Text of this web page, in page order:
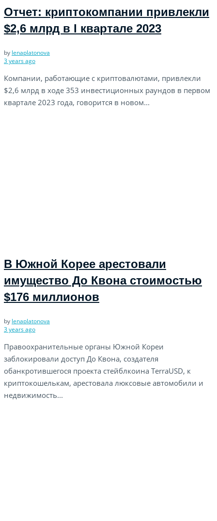
Отчет: криптокомпании привлекли
$2,6 млрд в I квартале 2023
by lenaplatonova
3 years ago
Компании, работающие с криптовалютами, привлекли
$2,6 млрд в ходе 353 инвестиционных раундов в первом
квартале 2023 года, говорится в новом...
В Южной Корее арестовали
имущество До Квона стоимостью
$176 миллионов
by lenaplatonova
3 years ago
Правоохранительные органы Южной Кореи
заблокировали доступ До Квона, создателя
обанкротившегося проекта стейблкоина TerraUSD, к
криптокошелькам, арестовала люксовые автомобили и
недвижимость...